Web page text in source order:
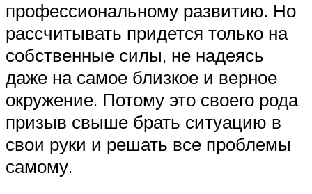
профессиональному развитию. Но
рассчитывать придется только на
собственные силы, не надеясь
даже на самое близкое и верное
окружение. Потому это своего рода
призыв свыше брать ситуацию в
свои руки и решать все проблемы
самому.